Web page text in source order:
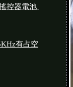
控器電池
有占空